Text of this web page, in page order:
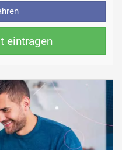
eintragen